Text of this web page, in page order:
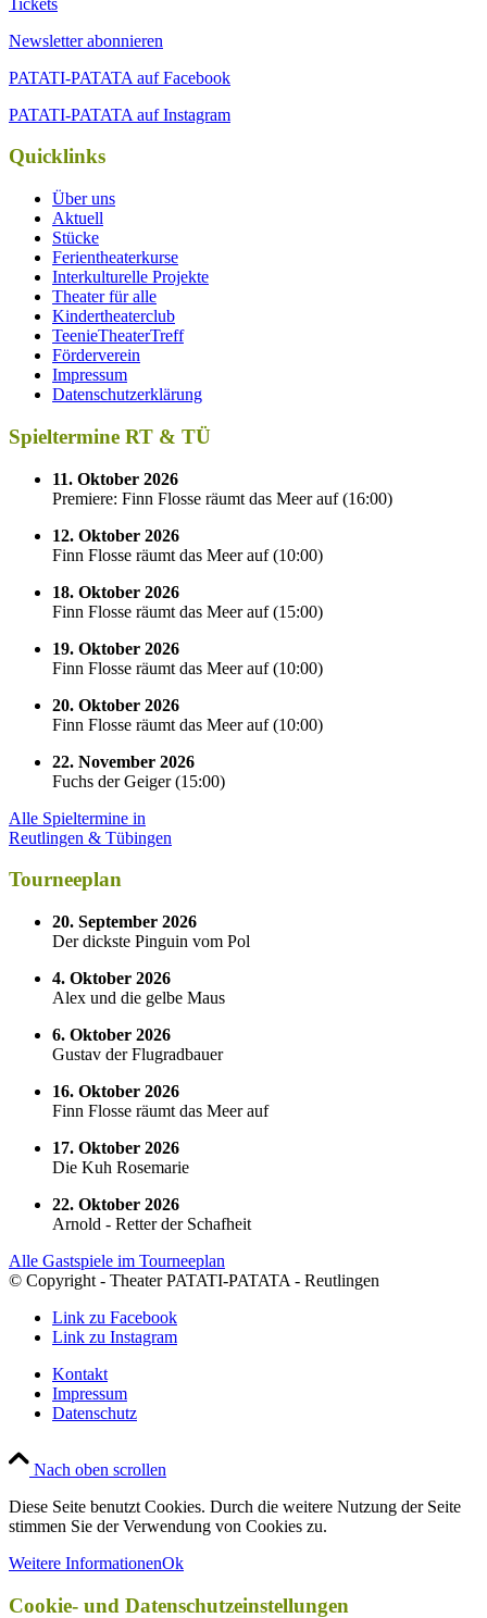
Newsletter abonnieren
PATATI-PATATA auf Facebook
PATATI-PATATA auf Instagram
Quicklinks
Über uns
Aktuell
Stücke
Ferientheaterkurse
Interkulturelle Projekte
Theater für alle
Kindertheaterclub
TeenieTheaterTreff
Förderverein
Impressum
Datenschutzerklärung
Spieltermine RT & TÜ
11. Oktober 2026
Premiere: Finn Flosse räumt das Meer auf(16:00)
12. Oktober 2026
Finn Flosse räumt das Meer auf(10:00)
18. Oktober 2026
Finn Flosse räumt das Meer auf(15:00)
19. Oktober 2026
Finn Flosse räumt das Meer auf(10:00)
20. Oktober 2026
Finn Flosse räumt das Meer auf(10:00)
22. November 2026
Fuchs der Geiger(15:00)
Alle Spieltermine in
Reutlingen & Tübingen
Tourneeplan
20. September 2026
Der dickste Pinguin vom Pol
4. Oktober 2026
Alex und die gelbe Maus
6. Oktober 2026
Gustav der Flugradbauer
16. Oktober 2026
Finn Flosse räumt das Meer auf
17. Oktober 2026
Die Kuh Rosemarie
22. Oktober 2026
Arnold - Retter der Schafheit
Alle Gastspiele im Tourneeplan
© Copyright - Theater PATATI-PATATA - Reutlingen
Link zu Facebook
Link zu Instagram
Kontakt
Impressum
Datenschutz
Nach oben scrollen
Diese Seite benutzt Cookies. Durch die weitere Nutzung der Seite
stimmen Sie der Verwendung von Cookies zu.
Weitere InformationenOk
Cookie- und Datenschutzeinstellungen